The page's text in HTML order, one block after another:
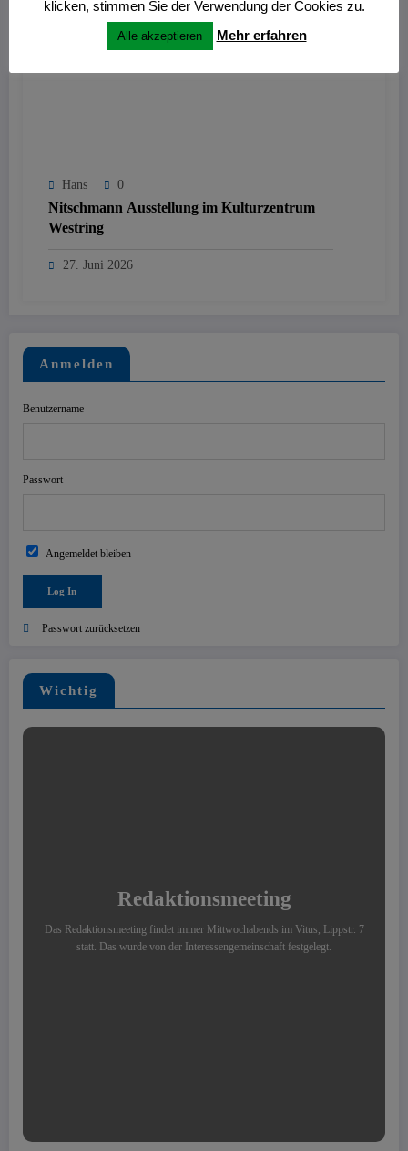
Hans 0
Nitschmann Ausstellung im Kulturzentrum
Westring
27. Juni 2026
Anmelden
Benutzername
Passwort
Angemeldet bleiben
Passwort zurücksetzen
Wichtig
Redaktionsmeeting
Das Redaktionsmeeting findet immer Mittwochabends im Vitus, Lippstr. 7
statt. Das wurde von der Interessengemeinschaft festgelegt.
klicken, stimmen Sie der Verwendung der Cookies zu.
Alle akzeptieren Mehr erfahren